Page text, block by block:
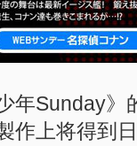
年Sunday》
作上将得到